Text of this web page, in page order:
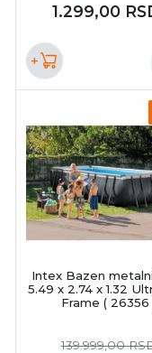
1.299,00
+
Intex Bazen
5.49 x 2.74 x 1.32
Frame ( 26356
139.999,00